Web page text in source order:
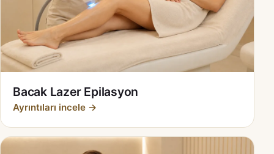
Bacak Lazer Epilasyon
Ayrıntıları incele →